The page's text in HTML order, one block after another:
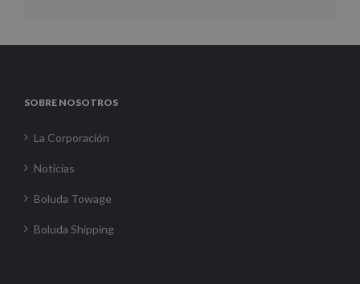
SOBRE NOSOTROS
La Corporación
Noticias
Boluda Towage
Boluda Shipping